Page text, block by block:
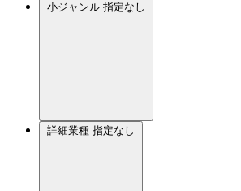
小ジャンル 指定なし
詳細業種 指定なし